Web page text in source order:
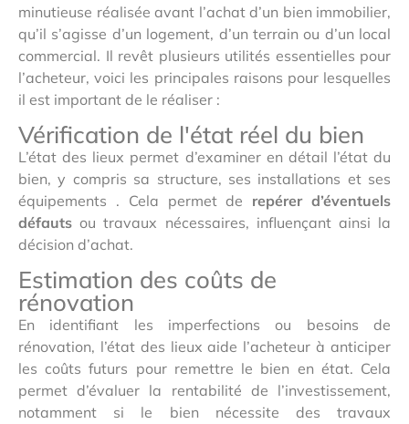
minutieuse réalisée avant l’achat d’un bien immobilier,
qu’il s’agisse d’un logement, d’un terrain ou d’un local
commercial. Il revêt plusieurs utilités essentielles pour
l’acheteur, voici les principales raisons pour lesquelles
il est important de le réaliser :
Vérification de l'état réel du bien
L’état des lieux permet d’examiner en détail l’état du
bien, y compris sa structure, ses installations et ses
équipements . Cela permet de repérer d’éventuels
défauts ou travaux nécessaires, influençant ainsi la
décision d’achat.
Estimation des coûts de
rénovation
En identifiant les imperfections ou besoins de
rénovation, l’état des lieux aide l’acheteur à anticiper
les coûts futurs pour remettre le bien en état. Cela
permet d’évaluer la rentabilité de l’investissement,
notamment si le bien nécessite des travaux